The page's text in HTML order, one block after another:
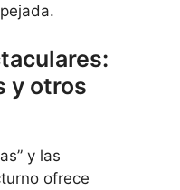
y otros
y las
ofrece